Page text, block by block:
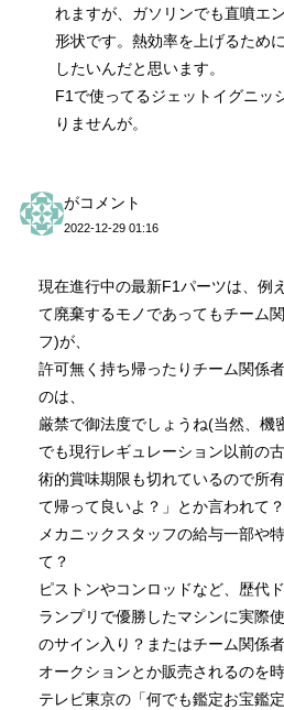
れますが、ガソリンでも直噴エ
形状です。熱効率を上げるため
したいんだと思います。
F1で使ってるジェットイグニッ
りませんが。
がコメント
2022-12-29 01:16
現在進行中の最新F1パーツは、例
て廃棄するモノであってもチーム
フ)が、
許可無く持ち帰ったりチーム関係
のは、
厳禁で御法度でしょうね(当然、機
でも現行レギュレーション以前の
術的賞味期限も切れているので所
て帰って良いよ？」とか言われて？
メカニックスタッフの給与一部や
て？
ピストンやコンロッドなど、歴代
ランプリで優勝したマシンに実際
のサイン入り？またはチーム関係
オークションとか販売されるのを
テレビ東京の「何でも鑑定お宝鑑